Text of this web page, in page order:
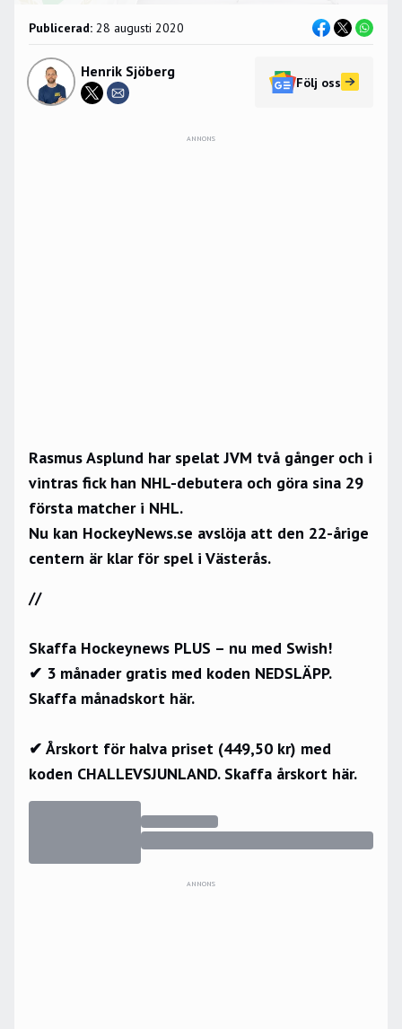
Publicerad: 28 augusti 2020
Henrik Sjöberg
Följ oss
ANNONS
Rasmus Asplund har spelat JVM två gånger och i
vintras fick han NHL-debutera och göra sina 29
första matcher i NHL.
Nu kan HockeyNews.se avslöja att den 22-årige
centern är klar för spel i Västerås.
//
Skaffa Hockeynews PLUS – nu med Swish!
✔ 3 månader gratis med koden NEDSLÄPP.
Skaffa månadskort här.
✔ Årskort för halva priset (449,50 kr) med
koden CHALLEVSJUNLAND. Skaffa årskort här.
ANNONS